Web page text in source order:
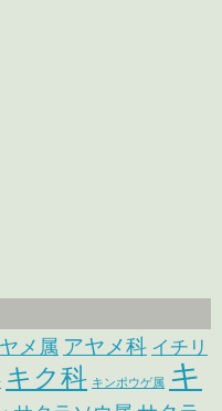
メ属 アヤメ科 イチリ
キク科 キンポウゲ属 キ